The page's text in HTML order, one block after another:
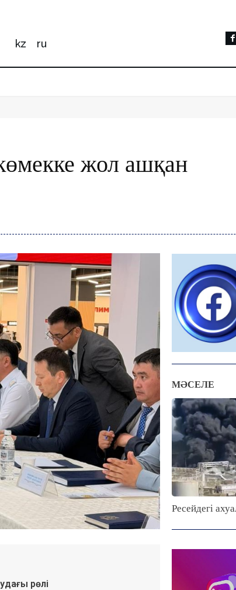
kz ru
жол ашқан
рөлі
МӘСЕЛЕ
Ресейдегі